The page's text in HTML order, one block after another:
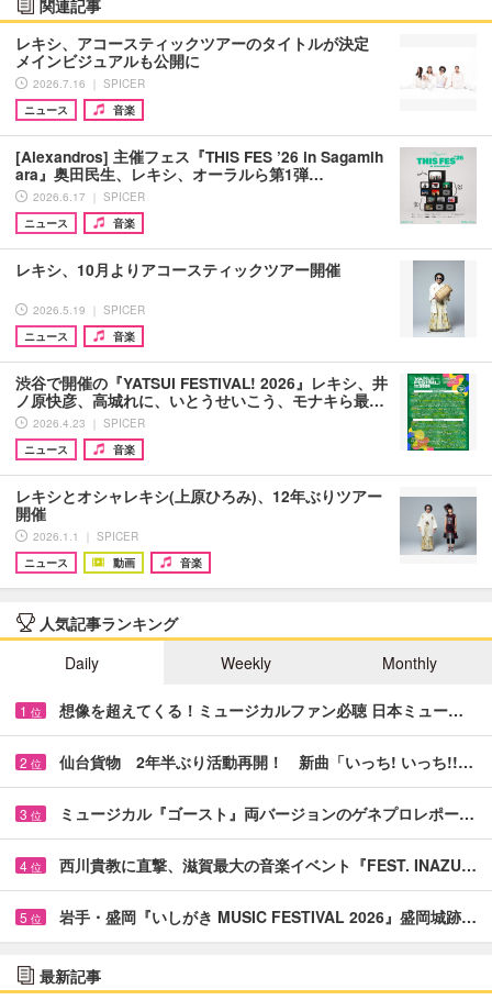
関連記事
レキシ、アコースティックツアーのタイトルが決定
メインビジュアルも公開に
2026.7.16 ｜ SPICER
ニュース
音楽
[Alexandros] 主催フェス『THIS FES ’26 in Sagamih
ara』奥田民生、レキシ、オーラルら第1弾…
2026.6.17 ｜ SPICER
ニュース
音楽
レキシ、10月よりアコースティックツアー開催
2026.5.19 ｜ SPICER
ニュース
音楽
渋谷で開催の『YATSUI FESTIVAL! 2026』レキシ、井
ノ原快彦、高城れに、いとうせいこう、モナキら最…
2026.4.23 ｜ SPICER
ニュース
音楽
レキシとオシャレキシ(上原ひろみ)、12年ぶりツアー
開催
2026.1.1 ｜ SPICER
ニュース
動画 音楽
人気記事ランキング
Daily
Weekly Monthly
1 位 想像を超えてくる！ミュージカルファン必聴 日本ミュー…
2 位 仙台貨物 2年半ぶり活動再開！ 新曲「いっち! いっち!!…
3 位 ミュージカル『ゴースト』両バージョンのゲネプロレポー…
4 位 西川貴教に直撃、滋賀最大の音楽イベント『FEST. INAZU…
5 位 岩手・盛岡『いしがき MUSIC FESTIVAL 2026』盛岡城跡…
最新記事